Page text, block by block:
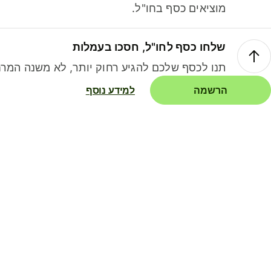
מוציאים כסף בחו"ל.
שלחו כסף לחו"ל, חסכו בעמלות
תנו לכסף שלכם להגיע רחוק יותר, לא משנה
הרשמה למידע נוסף